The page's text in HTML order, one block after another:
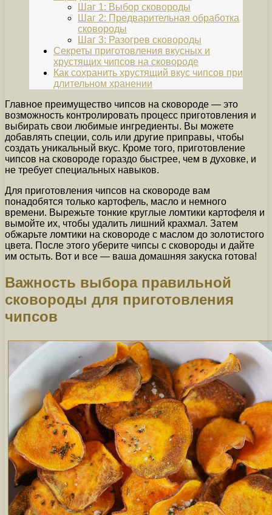
Шаг 1: Выбор сковороды
Шаг 2: Предварительная обработка
сковороды
Шаг 3: Разогрев сковороды
Секреты приготовления вкусных и
хрустящих чипсов на сковороде
Как сохранить хрустящий вкус чипсов при
длительном хранении
Главное преимущество чипсов на сковороде — это
возможность контролировать процесс приготовления и
выбирать свои любимые ингредиенты. Вы можете
добавлять специи, соль или другие приправы, чтобы
создать уникальный вкус. Кроме того, приготовление
чипсов на сковороде гораздо быстрее, чем в духовке, и
не требует специальных навыков.
Для приготовления чипсов на сковороде вам
понадобятся только картофель, масло и немного
времени. Вырежьте тонкие круглые ломтики картофеля и
вымойте их, чтобы удалить лишний крахмал. Затем
обжарьте ломтики на сковороде с маслом до золотистого
цвета. После этого уберите чипсы с сковороды и дайте
им остыть. Вот и все — ваша домашняя закуска готова!
Важность выбора правильной
сковороды для приготовления
чипсов